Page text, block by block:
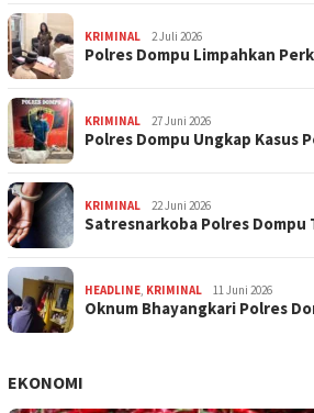
KRIMINAL 2 Juli 2026
Polres Dompu Limpahkan
KRIMINAL 27 Juni 2026
Polres Dompu Ungkap Kasus
KRIMINAL 22 Juni 2026
Satresnarkoba Polres Dompu
HEADLINE, KRIMINAL 11 Juni 2026
Oknum Bhayangkari Polres
EKONOMI